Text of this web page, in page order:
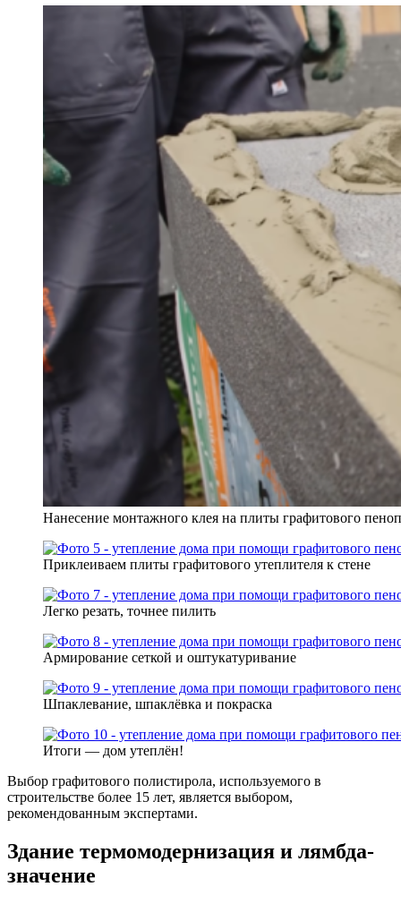
Нанесение монтажного клея на плиты графитового
Приклеиваем плиты графитового утеплителя к стене
Легко резать, точнее пилить
Армирование сеткой и оштукатуривание
Шпаклевание, шпаклёвка и покраска
Итоги — дом утеплён!
Выбор графитового полистирола, используемого в
строительстве более 15 лет, является выбором,
рекомендованным экспертами.
Здание термомодернизация и лямбда-
значение